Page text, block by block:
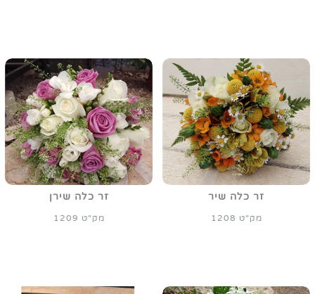
זר כלה שיר
מק"ט 1208
זר כלה שירן
מק"ט 1209